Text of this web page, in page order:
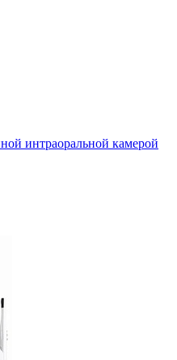
интраоральной камерой